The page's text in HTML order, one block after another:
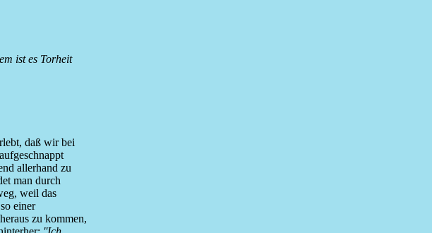
ist es Torheit
daß wir bei
allerhand zu
man durch
weil das
einer
zu kommen,